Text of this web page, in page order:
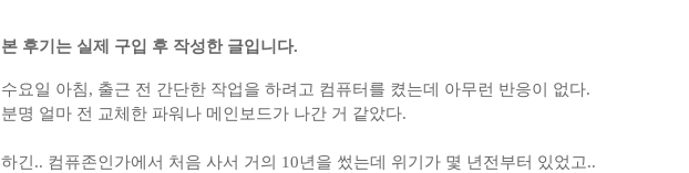
본 후기는 실제 구입 후 작성한 글입니다.
수요일 아침, 출근 전 간단한 작업을 하려고 컴퓨터를 켰는데 아무런 반응이 없다.
분명 얼마 전 교체한 파워나 메인보드가 나간 거 같았다.
하긴.. 컴퓨존인가에서 처음 사서 거의 10년을 썼는데 위기가 몇 년전부터 있었고..